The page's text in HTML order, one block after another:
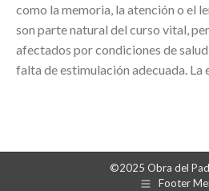
como la memoria, la atención o el
son parte natural del curso vital,
afectados por condiciones de
falta de estimulación adecuada.
©2025 Obra del
Footer